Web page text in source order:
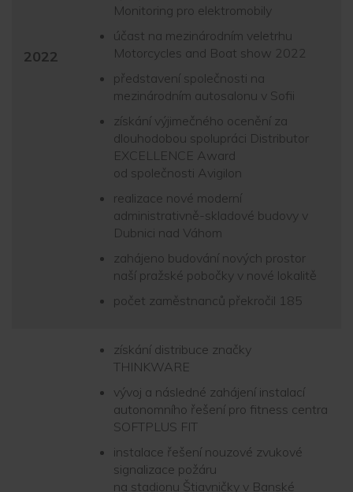
2022
Monitoring pro elektromobily
účast na mezinárodním veletrhu
Motorcycles and Boat show 2022
představení společnosti na
mezinárodním autosalonu v Sofii
získání výjimečného ocenění za
dlouhodobou spolupráci Distributor
EXCELLENCE Award
od společnosti Avigilon
realizace nové moderní
administrativně-skladové budovy v
Dubnici nad Váhom
zahájeno budování nových prostor
naší pražské pobočky v nové lokalitě
počet zaměstnanců překročil 185
získání distribuce značky
THINKWARE
vývoj a následné zahájení instalací
autonomního řešení pro fitness centra
SOFTPLUS FIT
instalace řešení nouzové zvukové
signalizace požáru
na stadionu Štiavničky v Banské